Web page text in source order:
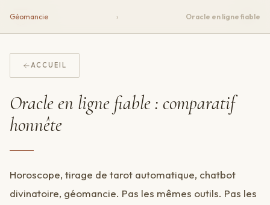
Écu
ACCUEIL
Géomancie › Oracle en ligne fiable
Oracle en ligne fiable : comparatif
honnête
Horoscope, tirage de tarot automatique, chatbot
divinatoire, géomancie. Pas les mêmes outils. Pas les